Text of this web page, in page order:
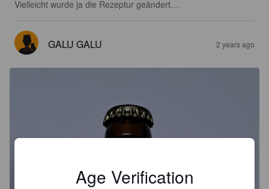
Vielleicht wurde ja die Rezeptur geändert…
GALU GALU 2 years ago
Age Verification